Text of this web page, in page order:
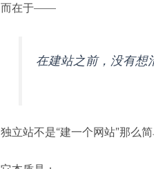
而在于——
在建站之前，没有想
独立站不是“建一个网站”那么简